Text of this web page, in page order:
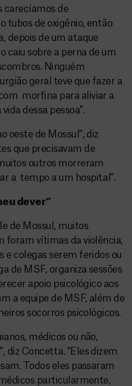
carecíamos de
tubos de oxigênio, então
depois de um ataque
caiu sobre a perna de um
Ninguém
geral teve que fazer a
morfina para aliviar a
dessa pessoa”.
oeste de Mossul”, diz
que precisavam de
outros morreram
a tempo a um hospital”.
dever”
de Mossul, muitos
foram vítimas da violência,
e colegas serem feridos ou
de MSF, organiza sessões
apoio psicológico aos
a equipe de MSF, além de
socorros psicológicos.
médicos ou não,
diz Concetta. “Eles dizem
Todos eles passaram
particularmente,